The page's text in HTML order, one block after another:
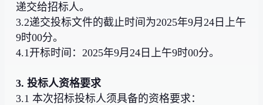
递交给招标人。
3.2递交投标文件的截止时间为2025年9月24日上午
9时00分。
4.1开标时间：2025年9月24日上午9时00分。
3. 投标人资格要求
3.1 本次招标投标人须具备的资格要求：